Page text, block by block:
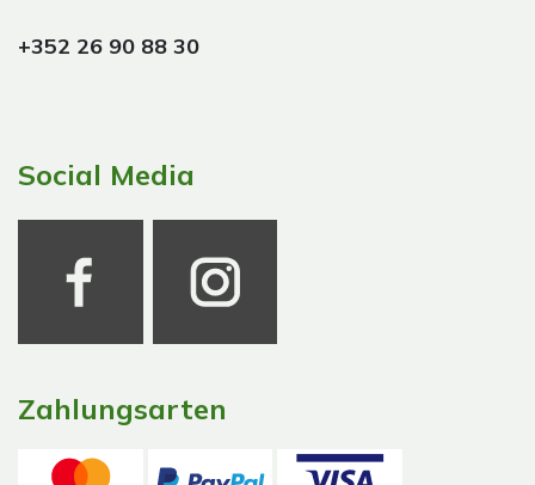
+352 26 90 88 30
Social Media
Zahlungsarten